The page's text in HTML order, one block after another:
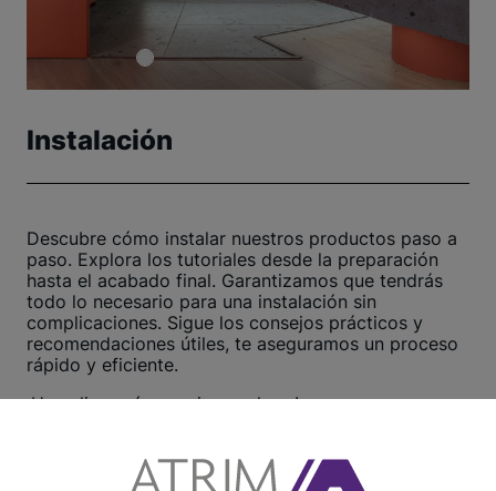
Instalación
Descubre cómo instalar nuestros productos paso a
paso. Explora los tutoriales desde la preparación
hasta el acabado final. Garantizamos que tendrás
todo lo necesario para una instalación sin
complicaciones. Sigue los consejos prácticos y
recomendaciones útiles, te aseguramos un proceso
rápido y eficiente.
¡Haz clic aquí y comienza ahora!
Ver otros tutoriales